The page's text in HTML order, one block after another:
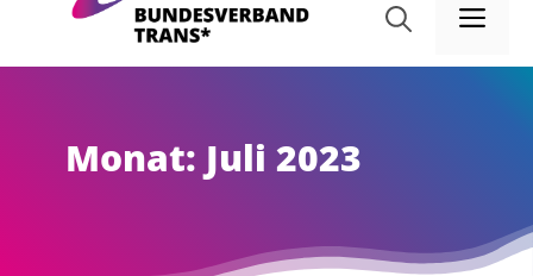
Monat: Juli 2023